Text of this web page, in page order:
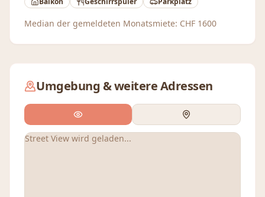
Median der gemeldeten Monatsmiete: CHF 1600
Umgebung & weitere Adressen
Street View wird geladen...